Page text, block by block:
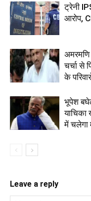
ट्रेनी
आरोप,
अमरमणि
चर्चा से
के
भूपेश
याचिका
में चलेगा
Leave a reply